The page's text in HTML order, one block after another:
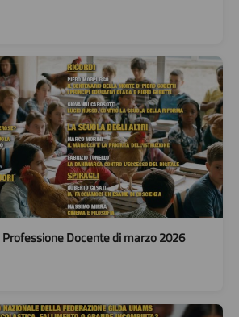
Docente di marzo 2026